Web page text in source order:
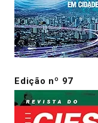
Edição nº 97